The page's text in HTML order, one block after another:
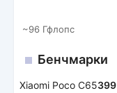
~96 Гфлопс
Бенчмарки
Xiaomi Poco C65399